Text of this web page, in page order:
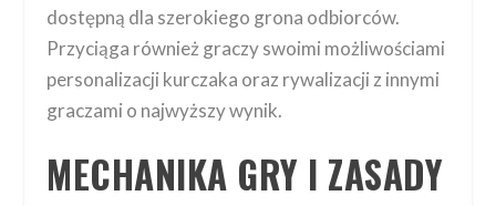
dostępną dla szerokiego grona odbiorców.
Przyciąga również graczy swoimi możliwościami
personalizacji kurczaka oraz rywalizacji z innymi
graczami o najwyższy wynik.
MECHANIKA GRY I ZASADY